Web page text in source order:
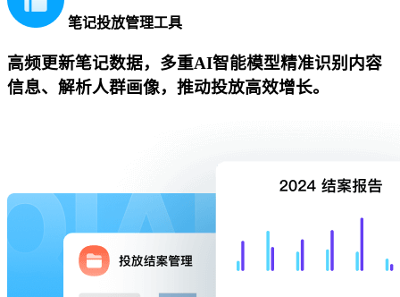
笔记投放管理工具
高频更新笔记数据，多重AI智能模型精准识别内容
信息、解析人群画像，推动投放高效增长。